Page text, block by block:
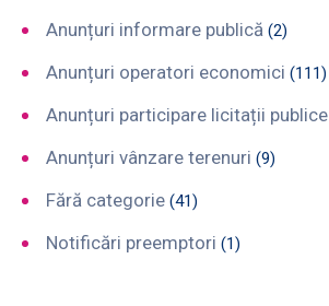
Anunțuri informare publică (2)
Anunțuri operatori economici (111)
Anunțuri participare licitații publice
Anunțuri vânzare terenuri (9)
Fără categorie (41)
Notificări preemptori (1)